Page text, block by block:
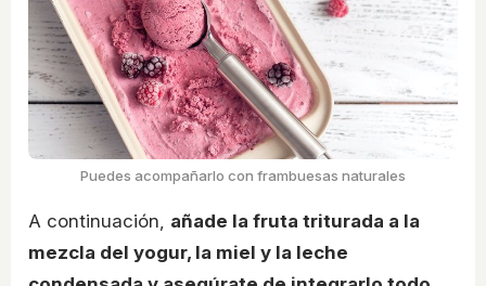
Puedes acompañarlo con frambuesas naturales
A continuación, añade la fruta triturada a la
mezcla del yogur, la miel y la leche